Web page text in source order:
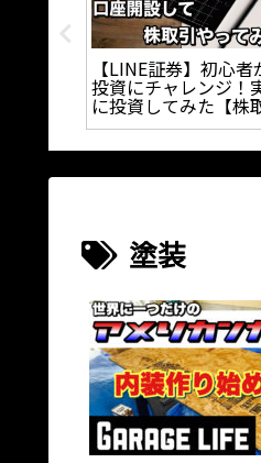
【タイヤ】ホワイトレ
ーの汚れを簡単に新
タイヤのような白色
る方法｜
塗装